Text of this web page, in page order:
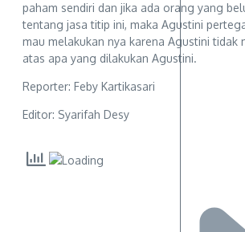
paham sendiri dan jika ada orang yang
tentang jasa titip ini, maka Agustini
mau melakukan nya karena Agustini tidak
atas apa yang dilakukan Agustini.
Reporter: Feby Kartikasari
Editor: Syarifah Desy